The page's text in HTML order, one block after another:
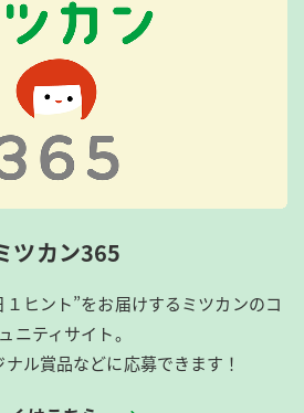
ツカン365
ヒント”をお届けするミツカンのコ
ニティサイト。
ル賞品などに応募できます！